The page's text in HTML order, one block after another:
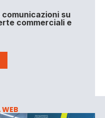
su
commerciali e
WEB